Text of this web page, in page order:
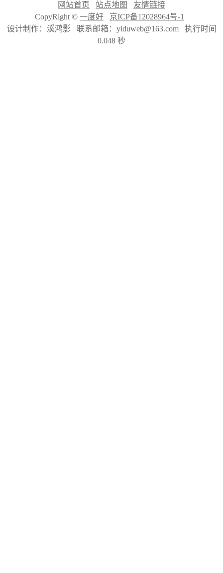
网站首页
站点地图
友情链接
CopyRight © 一度好
京ICP备12028964号-1
设计制作：溪鸿影 联系邮箱：yiduweb@163.com 执行时间
0.048 秒